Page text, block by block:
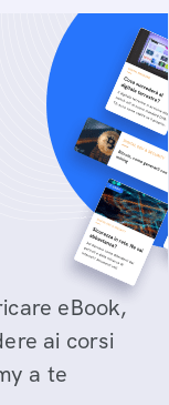
eBook,
ai corsi
a te